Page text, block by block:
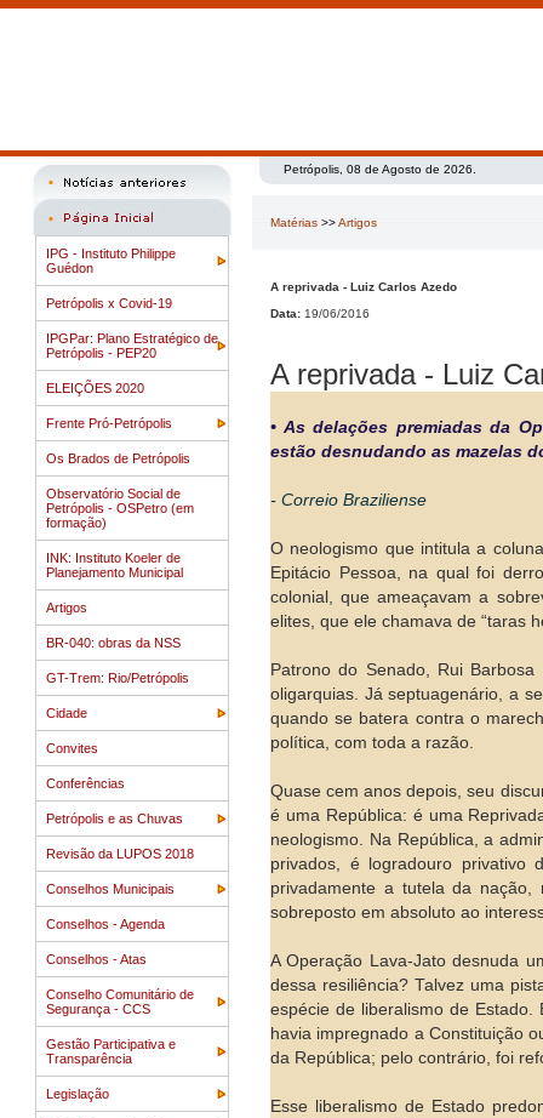
IPG - Instituto Philippe
Guédon
Petrópolis x Covid-19
IPGPar: Plano Estratégico de
Petrópolis - PEP20
ELEIÇÕES 2020
Frente Pró-Petrópolis
Os Brados de Petrópolis
Observatório Social de
Petrópolis - OSPetro (em
formação)
INK: Instituto Koeler de
Planejamento Municipal
Artigos
BR-040: obras da NSS
GT-Trem: Rio/Petrópolis
Cidade
Convites
Conferências
Petrópolis e as Chuvas
Revisão da LUPOS 2018
Conselhos Municipais
Conselhos - Agenda
Conselhos - Atas
Conselho Comunitário de
Segurança - CCS
Gestão Participativa e
Transparência
Legislação
Petrópolis, 08 de Agosto de 2026.
Matérias >>Artigos
A reprivada - Luiz Carlos Azedo
Data: 19/06/2016
A reprivada - Luiz
• As delações premiadas da
estão desnudando as mazelas
- Correio Braziliense
O neologismo que intitula a
Epitácio Pessoa, na qual foi
colonial, que ameaçavam a
elites, que ele chamava de “taras
Patrono do Senado, Rui
oligarquias. Já septuagenário, a
quando se batera contra o
política, com toda a razão.
Quase cem anos depois, seu
é uma República: é uma
neologismo. Na República, a
privados, é logradouro privativo
privadamente a tutela da nação,
sobreposto em absoluto ao
A Operação Lava-Jato desnuda
dessa resiliência? Talvez uma
espécie de liberalismo de Estado.
havia impregnado a Constituição
da República; pelo contrário, foi
Esse liberalismo de Estado